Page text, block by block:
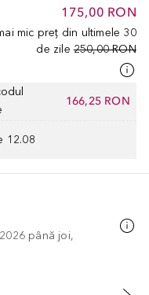
175,00 RON
mic preț din ultimele 30
de zile 250,00 RON
166,25 RON
12.08
până joi,